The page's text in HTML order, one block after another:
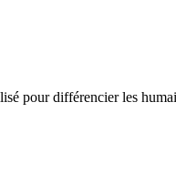
pour différencier les